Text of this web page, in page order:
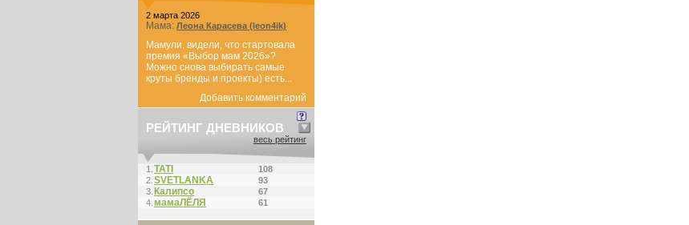
2 марта 2026
Мама: Леона Карасева (leon4ik)
Мамули, видели, что стартовала
премия «Выбор мам 2026»?
Можно снова выбирать самые
круты бренды и проекты) есть...
Добавить комментарий
РЕЙТИНГ ДНЕВНИКОВ
весь рейтинг
1. ТАТI
108
2. SVETLANKA
93
3. Калипсо
67
4. мамаЛЁЛЯ 61